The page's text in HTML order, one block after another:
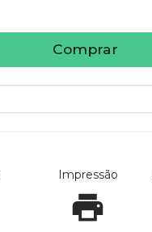
Comprar
Impressão